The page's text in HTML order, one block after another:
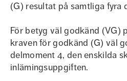
(G) resultat på samtliga fyra
För betyg väl godkänd (VG)
kraven för godkänd (G) väl
delmoment 4, den enskilda
inlämingsuppgiften.